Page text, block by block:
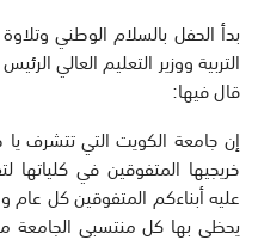
بدأ الحفل بالسلام الوطني
التربية ووزير التعليم العالي
قال فيها:
إن جامعة الكويت التي تتشرف
خريجيها المتفوقين في كلياتها
عليه أبناءكم المتفوقين كل عام
يحظى بها كل منتسبي الجامعة